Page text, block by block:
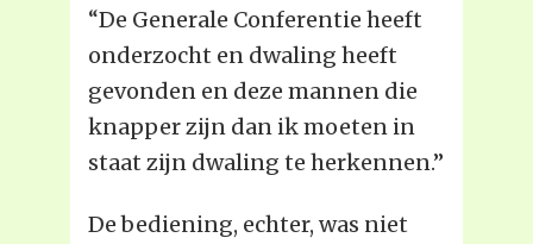
“De Generale Conferentie heeft
onderzocht en dwaling heeft
gevonden en deze mannen die
knapper zijn dan ik moeten in
staat zijn dwaling te herkennen.”
De bediening, echter, was niet